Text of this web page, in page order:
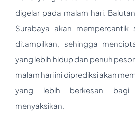
digelar pada malam hari.
Surabaya akan mempercantik
ditampilkan, sehingga
yang lebih hidup dan penuh
malam hari ini diprediksi akan
yang lebih berkesan bagi
menyaksikan.